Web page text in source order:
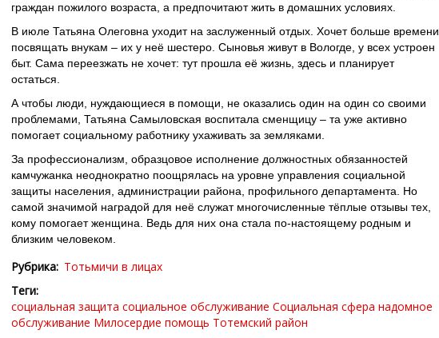
граждан пожилого возраста, а предпочитают жить в домашних условиях.
В июле Татьяна Олеговна уходит на заслуженный отдых. Хочет больше времени
посвящать внукам – их у неё шестеро. Сыновья живут в Вологде, у всех устроен
быт. Сама переезжать не хочет: тут прошла её жизнь, здесь и планирует
остаться.
А чтобы люди, нуждающиеся в помощи, не оказались один на один со своими
проблемами, Татьяна Самыловская воспитала сменщицу – та уже активно
помогает социальному работнику ухаживать за земляками.
За профессионализм, образцовое исполнение должностных обязанностей
камчужанка неоднократно поощрялась на уровне управления социальной
защиты населения, администрации района, профильного департамента. Но
самой значимой наградой для неё служат многочисленные тёплые отзывы тех,
кому помогает женщина. Ведь для них она стала по-настоящему родным и
близким человеком.
Рубрика Тотьмичи в лицах
Теги
социальная защита социальное обслуживание Социальная сфера надомное
обслуживание Милосердие помощь Тотемский район